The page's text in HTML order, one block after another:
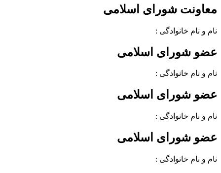
معاونت شورای اسلامی
نام و نام خانوادگی :
عضو شورای اسلامی
نام و نام خانوادگی :
عضو شورای اسلامی
نام و نام خانوادگی :
عضو شورای اسلامی
نام و نام خانوادگی :